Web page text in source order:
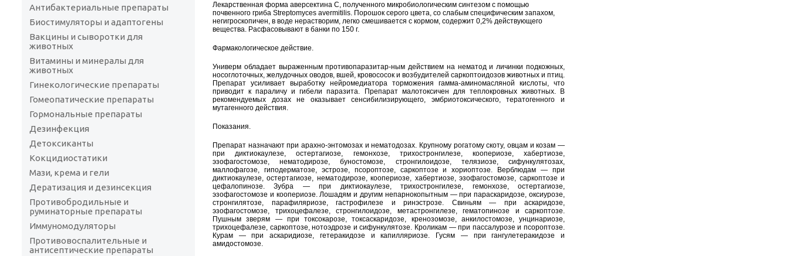
Антибактериальные препараты
Биостимуляторы и адаптогены
Вакцины и сыворотки для
животных
Витамины и минералы для
животных
Гинекологические препараты
Гомеопатические препараты
Гормональные препараты
Дезинфекция
Детоксиканты
Кокцидиостатики
Мази, крема и гели
Дератизация и дезинсекция
Противобродильные и
руминаторные препараты
Иммуномодуляторы
Противовоспалительные и
антисептические препараты
Лекарственная форма аверсектина С, полученного микробиологическим синтезом с помощью
почвенного гриба Streptomyces avermitilis. Порошок серого цвета, со слабым специфическим запахом,
негигроскопичен, в воде нерастворим, легко смешивается с кормом, содержит 0,2% действующего
вещества. Расфасовывают в банки по 150 г.
Фармакологическое действие.
Универм обладает выраженным противопаразитар-ным действием на нематод и личинки подкожных,
носоглоточных, желудочных оводов, вшей, кровососок и возбудителей саркоптоидозов животных и птиц.
Препарат усиливает выработку нейромедиатора торможения гамма-аминомасляной кислоты, что
приводит к параличу и гибели паразита. Препарат малотоксичен для теплокровных животных. В
рекомендуемых дозах не оказывает сенсибилизирующего, эмбриотоксического, тератогенного и
мутагенного действия.
Показания.
Препарат назначают при арахно-энтомозах и нематодозах. Крупному рогатому скоту, овцам и козам —
при диктиокаулезе, остертагиозе, гемонхозе, трихостронгилезе, коопериозе, хабертиозе,
эзофагостомозе, нематодирозе, буностомозе, стронгилоидозе, телязиозе, сифункулятозах,
маллофагозе, гиподерматозе, эстрозе, псороптозе, саркоптозе и хориоптозе. Верблюдам — при
диктиокаулезе, остертагиозе, нематодирозе, коопериозе, хабертиозе, эзофагостомозе, саркоптозе и
цефалопинозе. Зубра — при диктиокаулезе, трихостронгилезе, гемонхозе, остертагиозе,
эзофагостомозе и коопериозе. Лошадям и другим непарнокопытным — при параскаридозе, оксиурозе,
стронгилятозе, парафиляриозе, гастрофилезе и ринэстрозе. Свиньям — при аскаридозе,
эзофагостомозе, трихоцефалезе, стронгилоидозе, метастронгилезе, гематопинозе и саркоптозе.
Пушным зверям — при токсокарозе, токсаскаридозе, кренозомозе, анкилостомозе, унцинариозе,
трихоцефалезе, саркоптозе, нотоэдрозе и сифункулятозе. Кроликам — при пассалурозе и псороптозе.
Курам — при аскаридиозе, гетеракидозе и капилляриозе. Гусям — при гангулетеракидозе и
амидостомозе.